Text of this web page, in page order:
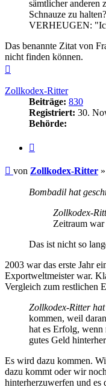
sämtlicher anderen
Schnauze zu
VERHEUGEN:
Das benannte Zitat von
nicht finden können.
Zollkodex-Ritter
Beiträge: 830
Registriert: 30.
Behörde:
Beitrag
von Zollkodex-Ritter »
Bombadil hat
Zollkodex-
Zeitraum war
Das ist nicht so
2003 war das erste Jahr
Exportweltmeister war.
Vergleich zum restlichen
Zollkodex-Ritter
kommen, weil
hat es Erfolg, wenn
gutes Geld
Es wird dazu kommen.
dazu kommt oder wir
hinterherzuwerfen und es